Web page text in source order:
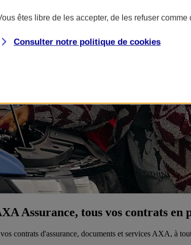
Assurance, tous vos contrats en
contrats d'assurance, documents et services AXA, à
êtes libre de les accepter, de les refuser
Consulter notre politique de cookies